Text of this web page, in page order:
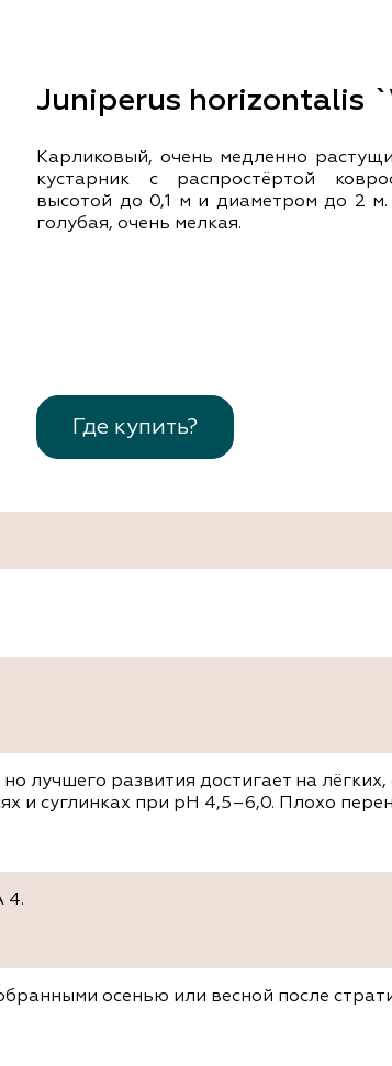
Juniperus horizontalis
Карликовый, очень медленно
кустарник с распростёртой
высотой до 0,1 м и диаметром до 2 м.
голубая, очень мелкая.
Где купить?
лучшего развития достигает на
и суглинках при рН 4,5–6,0. Плохо
4.
осенью или весной после